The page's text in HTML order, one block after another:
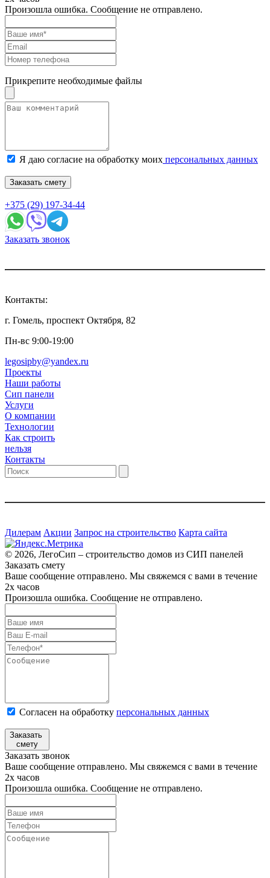
Произошла ошибка. Сообщение не отправлено.
Прикрепите необходимые файлы
Я даю согласие на обработку моих персональных данных
Заказать смету
+375 (29) 197-34-44
Заказать звонок
Контакты:
г. Гомель, проспект Октября, 82
Пн-вс 9:00-19:00
legosipby@yandex.ru
Проекты
Наши работы
Сип панели
Услуги
О компании
Технологии
Как строить
нельзя
Контакты
Дилерам Акции Запрос на строительство Карта сайта
© 2026, ЛегоСип – строительство домов из СИП панелей
Заказать смету
Ваше сообщение отправлено. Мы свяжемся с вами в течение
2х часов
Произошла ошибка. Сообщение не отправлено.
Согласен на обработку персональных данных
Заказать
смету
Заказать звонок
Ваше сообщение отправлено. Мы свяжемся с вами в течение
2х часов
Произошла ошибка. Сообщение не отправлено.